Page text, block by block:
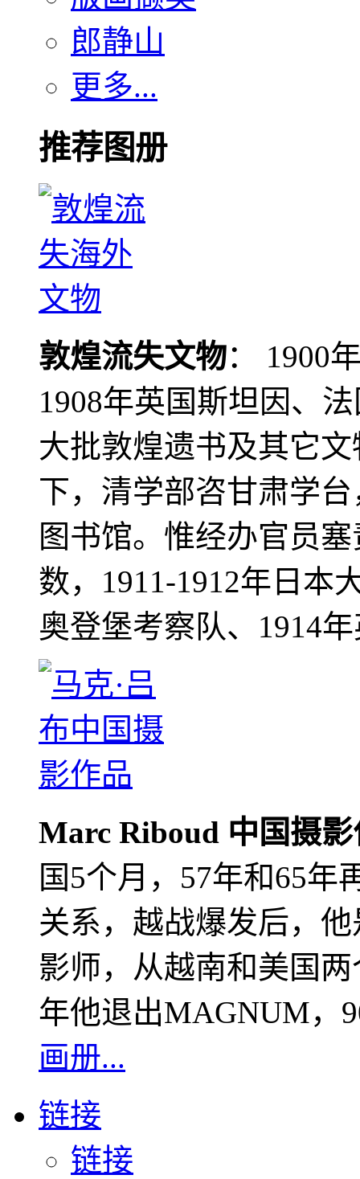
郎静山
更多...
推荐图册
敦煌流失文物： 1900
1908年英国斯坦因、
大批敦煌遗书及其它
下，清学部咨甘肃学
图书馆。惟经办官员
数，1911-1912年日本
奥登堡考察队、1914
Marc Riboud 中国摄
国5个月，57年和65年
关系，越战爆发后，
影师，从越南和美国
年他退出MAGNUM，
画册...
链接
链接